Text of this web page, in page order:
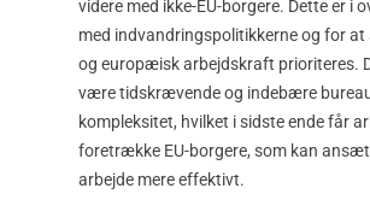
videre med ikke-EU-borgere. Dette er i
med indvandringspolitikkerne og for at
og europæisk arbejdskraft prioriteres.
være tidskrævende og indebære
kompleksitet, hvilket i sidste ende får
foretrække EU-borgere, som kan
arbejde mere effektivt.